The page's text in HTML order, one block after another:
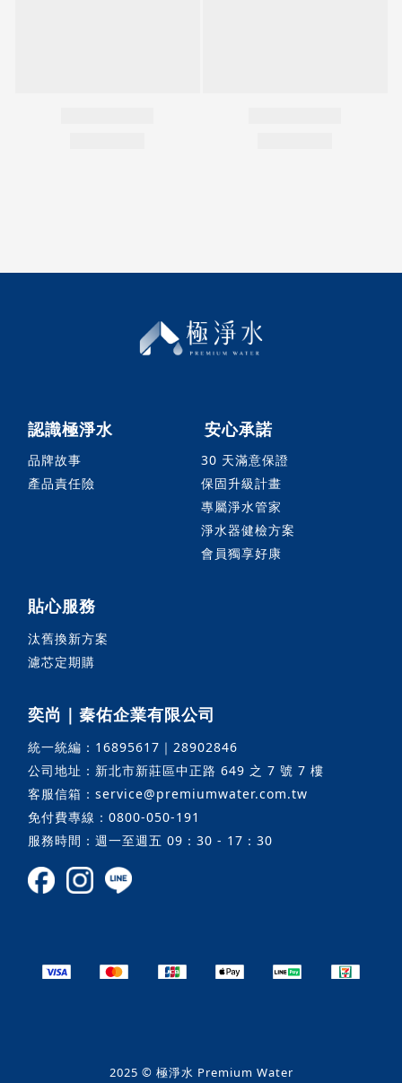
認識極淨水
品牌故事
產品責任險
安心承諾
30 天滿意保證
保固升級計畫
專屬淨水管家
淨水器健檢方案
會員獨享好康
貼心服務
汰舊換新方案
濾芯定期購
奕尚｜秦佑企業有限公司
統一統編：16895617｜28902846
公司地址：新北市新莊區中正路 649 之 7 號 7 樓
客服信箱：service@premiumwater.com.tw
免付費專線：0800-050-191
服務時間：週一至週五 09：30 - 17：30
2025 © 極淨水 Premium Water